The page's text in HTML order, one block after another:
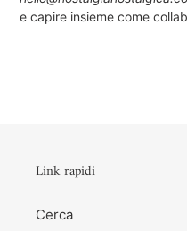
e capire insieme come
Link rapidi
Cerca